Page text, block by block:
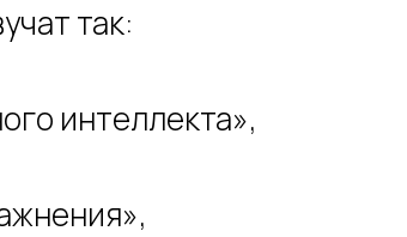
так:
интеллекта»,